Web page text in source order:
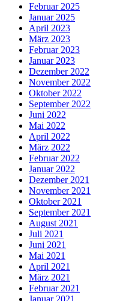
Februar 2025
Januar 2025
April 2023
März 2023
Februar 2023
Januar 2023
Dezember 2022
November 2022
Oktober 2022
September 2022
Juni 2022
Mai 2022
April 2022
März 2022
Februar 2022
Januar 2022
Dezember 2021
November 2021
Oktober 2021
September 2021
August 2021
Juli 2021
Juni 2021
Mai 2021
April 2021
März 2021
Februar 2021
Januar 2021